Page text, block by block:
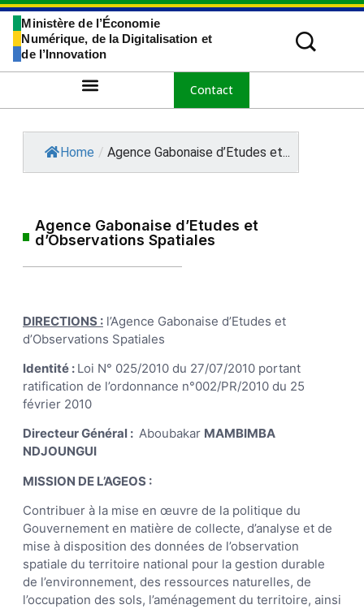
Ministère de l’Économie
Numérique, de la Digitalisation et
de l’Innovation
Contact
Home / Agence Gabonaise d’Etudes et...
Agence Gabonaise d’Etudes et
d’Observations Spatiales
DIRECTIONS : l’Agence Gabonaise d’Etudes et
d’Observations Spatiales
Identité : Loi N° 025/2010 du 27/07/2010 portant
ratification de l’ordonnance n°002/PR/2010 du 25
février 2010
Directeur Général : Aboubakar MAMBIMBA
NDJOUNGUI
MISSION DE L’AGEOS :
Contribuer à la mise en œuvre de la politique du
Gouvernement en matière de collecte, d’analyse et de
mise à disposition des données de l’observation
spatiale du territoire national pour la gestion durable
de l’environnement, des ressources naturelles, de
l’occupation des sols, l’aménagement du territoire, ainsi